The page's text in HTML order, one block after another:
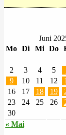
Juni
Mo Di Mi Do
« Mai
2
3 4 5
9
10 11 12
16
17 18 19
23
24 25 26
30